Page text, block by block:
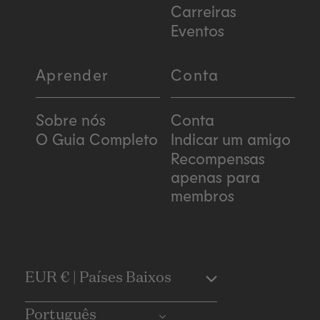
Carreiras
Eventos
Aprender
Sobre nós
O Guia Completo
Conta
Conta
Indicar um amigo
Recompensas
apenas para
membros
C EUR € | Países Baixos
Português